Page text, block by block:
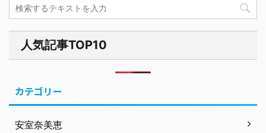
人気記事TOP10
カテゴリー
安室奈美恵